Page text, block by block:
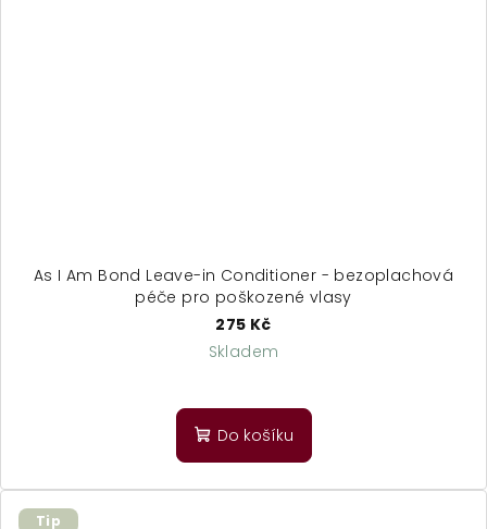
As I Am Bond Leave-in Conditioner - bezoplachová
péče pro poškozené vlasy
275 Kč
Skladem
Do košíku
Tip